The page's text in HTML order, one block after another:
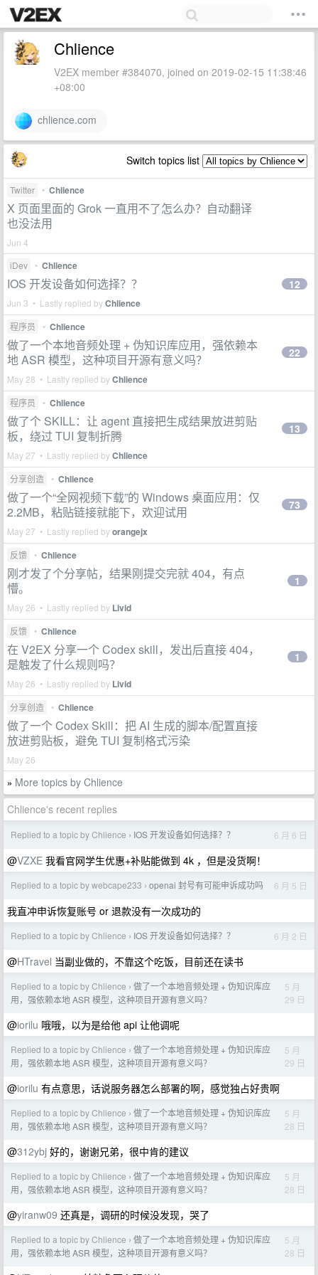
Chlience
V2EX member #384070, joined on 2019-02-15 11:38:46
+08:00
chlience.com
Switch topics list
Twitter • Chlience
X 页面里面的 Grok 一直用不了怎么办？自动翻译
也没法用
Jun 4
iDev
• Chlience
IOS 开发设备如何选择？？
Jun 3 • Lastly replied byChlience
12
程序员 • Chlience
做了一个本地音频处理 + 伪知识库应用，强依赖本
地 ASR 模型，这种项目开源有意义吗？
May 28 • Lastly replied byChlience
22
程序员 • Chlience
做了个 SKILL：让 agent 直接把生成结果放进剪贴
板，绕过 TUI 复制折腾
May 27 • Lastly replied byChlience
13
分享创造 • Chlience
做了一个“全网视频下载”的 Windows 桌面应用：仅
2.2MB，粘贴链接就能下，欢迎试用
May 27 • Lastly replied byorangejx
73
反馈 • Chlience
刚才发了个分享帖，结果刚提交完就 404，有点
懵。
May 26 • Lastly replied by Livid
1
反馈 • Chlience
在 V2EX 分享一个 Codex skill，发出后直接 404，
是触发了什么规则吗？
May 26 • Lastly replied by Livid
1
分享创造 • Chlience
做了一个 Codex Skill：把 AI 生成的脚本/配置直接
放进剪贴板，避免 TUI 复制格式污染
May 26
» More topics by Chlience
Chlience's recent replies
Replied to a topic by Chlience › IOS 开发设备如何选择？？ 6 月 6 日
@VZXE 我看官网学生优惠+补贴能做到 4k ，但是没货啊！
Replied to a topic by webcape233 › openai 封号有可能申诉成功吗 6 月 5 日
我直冲申诉恢复账号 or 退款没有一次成功的
Replied to a topic by Chlience › IOS 开发设备如何选择？？ 6 月 2 日
@HTravel 当副业做的，不靠这个吃饭，目前还在读书
Replied to a topic by Chlience › 做了一个本地音频处理 + 伪知识库应
用，强依赖本地 ASR 模型，这种项目开源有意义吗？
5 月
29 日
@iorilu 哦哦，以为是给他 api 让他调呢
Replied to a topic by Chlience › 做了一个本地音频处理 + 伪知识库应
用，强依赖本地 ASR 模型，这种项目开源有意义吗？
5 月
29 日
@iorilu 有点意思，话说服务器怎么部署的啊，感觉独占好贵啊
Replied to a topic by Chlience › 做了一个本地音频处理 + 伪知识库应
用，强依赖本地 ASR 模型，这种项目开源有意义吗？
5 月
28 日
@312ybj 好的，谢谢兄弟，很中肯的建议
Replied to a topic by Chlience › 做了一个本地音频处理 + 伪知识库应
用，强依赖本地 ASR 模型，这种项目开源有意义吗？
5 月
28 日
@yiranw09 还真是，调研的时候没发现，哭了
Replied to a topic by Chlience › 做了一个本地音频处理 + 伪知识库应
用，强依赖本地 ASR 模型，这种项目开源有意义吗？
5 月
28 日